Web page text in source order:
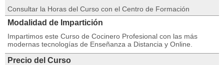
Consultar la Horas del Curso con el Centro de Formación
Modalidad de Impartición
Impartimos este Curso de Cocinero Profesional con las más
modernas tecnologías de Enseñanza a Distancia y Online.
Precio del Curso